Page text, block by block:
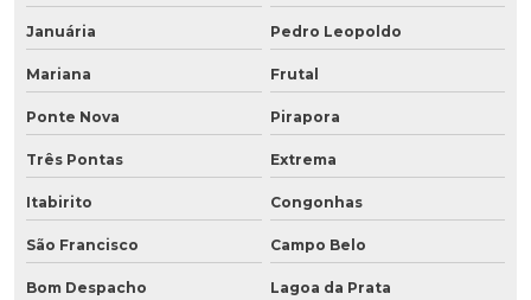
Januária Pedro Leopoldo
Mariana Frutal
Ponte Nova Pirapora
Três Pontas Extrema
Itabirito Congonhas
São Francisco Campo Belo
Bom Despacho Lagoa da Prata